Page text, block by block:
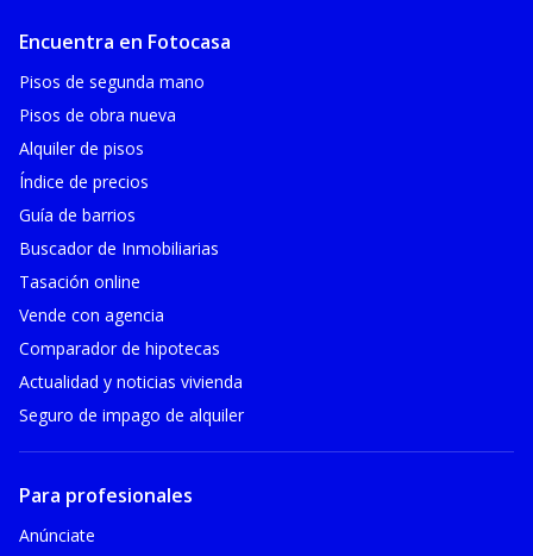
Encuentra en Fotocasa
Pisos de segunda mano
Pisos de obra nueva
Alquiler de pisos
Índice de precios
Guía de barrios
Buscador de Inmobiliarias
Tasación online
Vende con agencia
Comparador de hipotecas
Actualidad y noticias vivienda
Seguro de impago de alquiler
Para profesionales
Anúnciate